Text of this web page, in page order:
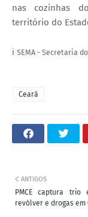
nas cozinhas
território do
ℹ️ SEMA - Secretaria
Ceará
ANTIGOS
PMCE captura trio
revólver e drogas em